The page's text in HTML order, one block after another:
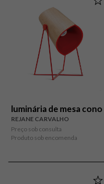
luminária de mesa cono
REJANE CARVALHO
Preço sob consulta
Produto sob encomenda